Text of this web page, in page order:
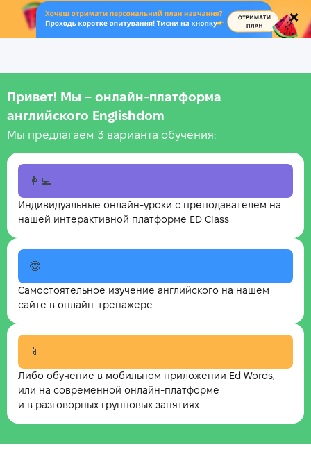
.
Привет! Мы – онлайн‑платформа
английского Englishdom
Мы предлагаем 3 варианта обучения:
👩‍💻
Индивидуальные онлайн-уроки с преподавателем на
нашей интерактивной платформе ED Class
🤓
Самостоятельное изучение английского на нашем
сайте в онлайн-тренажере
📱
Либо обучение в мобильном приложении Ed Words,
или на современной онлайн-платформе
и в разговорных групповых занятиях